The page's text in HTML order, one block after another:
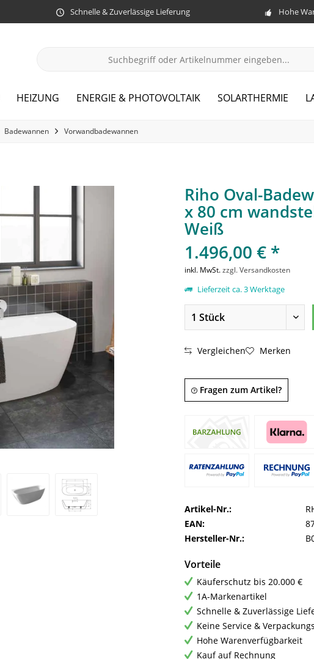
Schnelle & Zuverlässige Lieferung Hohe
HEIZUNG ENERGIE & PHOTOVOLTAIK SOLARTHERMIE
Badewannen Vorwandbadewannen
Riho Oval-
x 80 cm
Weiß
1.496,00 € *
inkl. MwSt.zzgl. Versandkosten
Lieferzeit ca. 3 Werktage
Vergleichen Merken
Fragen zum Artikel?
Artikel-Nr.:
EAN:
Hersteller-Nr.:
Vorteile
Käuferschutz bis 20.000 €
1A-Markenartikel
Schnelle & Zuverlässige
Keine Service &
Hohe Warenverfügbarkeit
Kauf auf Rechnung